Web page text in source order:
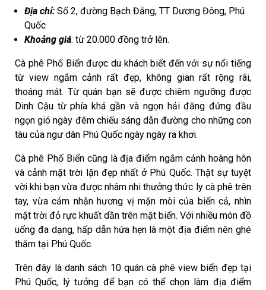
Địa chỉ: Số 2, đường Bạch Đằng, TT Dương Đông, Phú
Quốc
Khoảng giá: từ 20.000 đồng trở lên.
Cà phê Phố Biển được du khách biết đến với sự nổi tiếng
từ view ngắm cảnh rất đẹp, không gian rất rộng rãi,
thoáng mát. Từ quán bạn sẽ được chiêm ngưỡng được
Dinh Cậu từ phía khá gần và ngọn hải đăng đứng đầu
ngọn gió ngày đêm chiếu sáng dẫn đường cho những con
tàu của ngư dân Phú Quốc ngày ngày ra khơi.
Cà phê Phố Biển cũng là địa điểm ngắm cảnh hoàng hôn
và cảnh mặt trời lặn đẹp nhất ở Phú Quốc. Thật sự tuyệt
vời khi bạn vừa được nhâm nhi thưởng thức ly cà phê trên
tay, vừa cảm nhận hương vị mặn mòi của biển cả, nhìn
mặt trời đỏ rực khuất dần trên mặt biển. Với nhiều món đồ
uống đa dạng, hấp dẫn hứa hẹn là một địa điểm nên ghé
thăm tại Phú Quốc.
Trên đây là danh sách 10 quán cà phê view biển đẹp tại
Phú Quốc, lý tưởng để bạn có thể chọn làm địa điểm